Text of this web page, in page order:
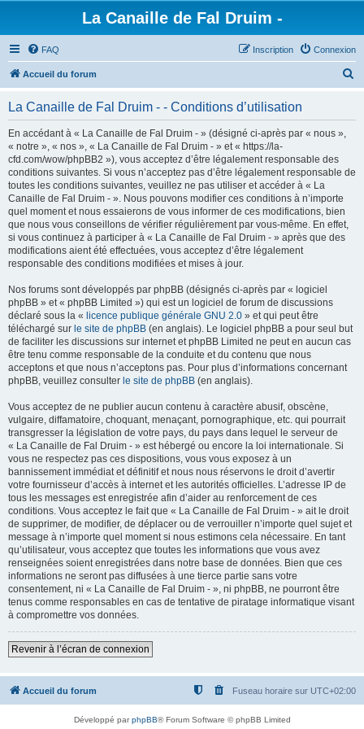
La Canaille de Fal Druim -
FAQ Connexion
Inscription
Accueil du forum
La Canaille de Fal Druim - - Conditions d’utilisation
En accédant à « La Canaille de Fal Druim - » (désigné ci-après par « nous »,
« notre », « nos », « La Canaille de Fal Druim - » et « https://la-
cfd.com/wow/phpBB2 »), vous acceptez d’être légalement responsable des
conditions suivantes. Si vous n’acceptez pas d’être légalement responsable de
toutes les conditions suivantes, veuillez ne pas utiliser et accéder à « La
Canaille de Fal Druim - ». Nous pouvons modifier ces conditions à n’importe
quel moment et nous essaierons de vous informer de ces modifications, bien
que nous vous conseillons de vérifier régulièrement par vous-même. En effet,
si vous continuez à participer à « La Canaille de Fal Druim - » après que des
modifications aient été effectuées, vous acceptez d’être légalement
responsable des conditions modifiées et mises à jour.
Nos forums sont développés par phpBB (désignés ci-après par « logiciel
phpBB » et « phpBB Limited ») qui est un logiciel de forum de discussions
déclaré sous la « licence publique générale GNU 2.0 » et qui peut être
téléchargé sur le site de phpBB (en anglais). Le logiciel phpBB a pour seul but
de faciliter les discussions sur internet et phpBB Limited ne peut en aucun cas
être tenu comme responsable de la conduite et du contenu que nous
acceptons et que nous n’acceptons pas. Pour plus d’informations concernant
phpBB, veuillez consulter le site de phpBB (en anglais).
Vous acceptez de ne publier aucun contenu à caractère abusif, obscène,
vulgaire, diffamatoire, choquant, menaçant, pornographique, etc. qui pourrait
transgresser la législation de votre pays, du pays dans lequel le serveur de
« La Canaille de Fal Druim - » est hébergé ou encore la loi internationale. Si
vous ne respectez pas ces dispositions, vous vous exposez à un
bannissement immédiat et définitif et nous nous réservons le droit d’avertir
votre fournisseur d’accès à internet et les autorités officielles. L’adresse IP de
tous les messages est enregistrée afin d’aider au renforcement de ces
conditions. Vous acceptez le fait que « La Canaille de Fal Druim - » ait le droit
de supprimer, de modifier, de déplacer ou de verrouiller n’importe quel sujet et
message à n’importe quel moment si nous estimons cela nécessaire. En tant
qu’utilisateur, vous acceptez que toutes les informations que vous avez
renseignées soient enregistrées dans notre base de données. Bien que ces
informations ne seront pas diffusées à une tierce partie sans votre
consentement, ni « La Canaille de Fal Druim - », ni phpBB, ne pourront être
tenus comme responsables en cas de tentative de piratage informatique visant
à compromettre vos données.
Revenir à l’écran de connexion
Accueil du forum Fuseau horaire sur UTC+02:00
Développé parphpBB® Forum Software © phpBB Limited